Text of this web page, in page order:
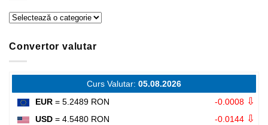
Categorii
Convertor valutar
Curs Valutar: 05.08.2026
EUR = 5.2489 RON -0.0008 ⇩
USD = 4.5480 RON -0.0144 ⇩